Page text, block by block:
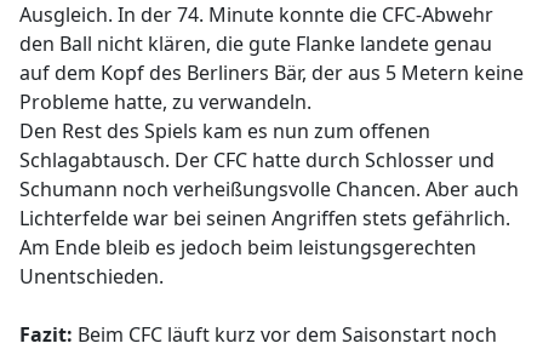
Ausgleich. In der 74. Minute konnte die CFC-Abwehr
den Ball nicht klären, die gute Flanke landete genau
auf dem Kopf des Berliners Bär, der aus 5 Metern keine
Probleme hatte, zu verwandeln.
Den Rest des Spiels kam es nun zum offenen
Schlagabtausch. Der CFC hatte durch Schlosser und
Schumann noch verheißungsvolle Chancen. Aber auch
Lichterfelde war bei seinen Angriffen stets gefährlich.
Am Ende bleib es jedoch beim leistungsgerechten
Unentschieden.
Fazit: Beim CFC läuft kurz vor dem Saisonstart noch